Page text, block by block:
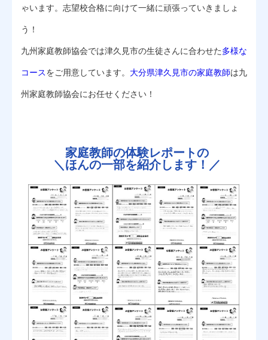
ゃいます。志望校合格に向けて一緒に頑張っていきましょ
う！
九州家庭教師協会では津久見市の生徒さんに合わせた多様な
コースをご用意しています。 大分県津久見市の家庭教師は九
州家庭教師協会にお任せください！
家庭教師の体験レポートの
＼ほんの一部を紹介します！／